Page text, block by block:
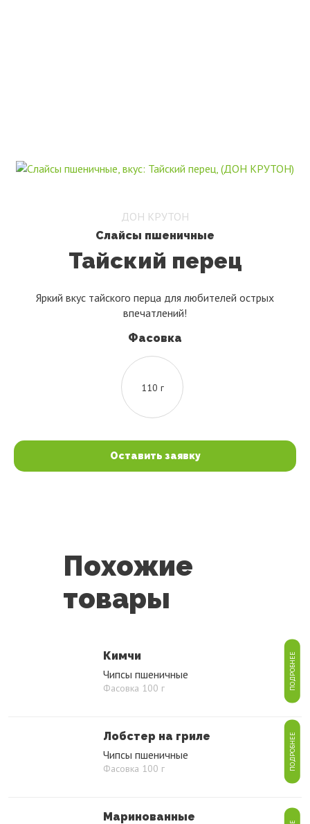
ДОН КРУТОН
Слайсы пшеничные
Тайский перец
Яркий вкус тайского перца для любителей острых
впечатлений!
Фасовка
110 г
Оставить заявку
Похожие
товары
Кимчи
Чипсы пшеничные
Фасовка 100 г ПОДРОБНЕЕ
Лобстер на гриле
Чипсы пшеничные
Фасовка 100 г ПОДРОБНЕЕ
Маринованные